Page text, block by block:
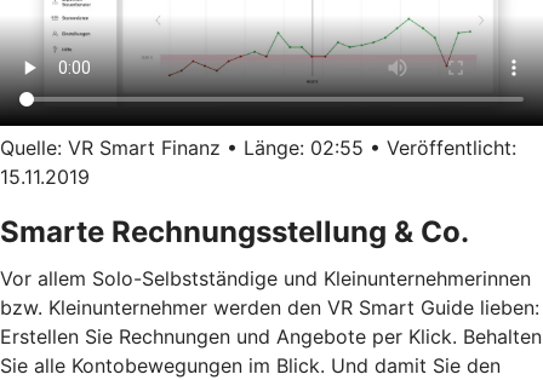
Quelle: VR Smart Finanz • Länge: 02:55 • Veröffentlicht:
15.11.2019
Smarte Rechnungsstellung & Co.
Vor allem Solo-Selbstständige und Kleinunternehmerinnen
bzw. Kleinunternehmer werden den VR Smart Guide lieben:
Erstellen Sie Rechnungen und Angebote per Klick. Behalten
Sie alle Kontobewegungen im Blick. Und damit Sie den